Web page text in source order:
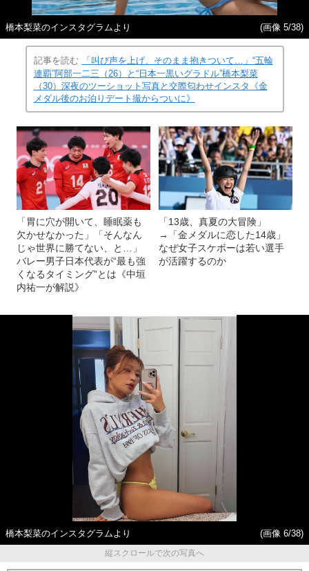
橋本梨菜のインスタグラムより (画像 5/38)
記事を読む
「叫び声を上げ、そのまま抱きついて…」“五輪
連覇”阿部一二三（26）と“日本一黒いグラドル”橋本梨菜
（30）深夜のツーショット写真と交際匂わせインスタ《金
メダル後のお泊りデート撮からついに》
「胃に穴が開いて、睡眠薬も
欠かせなかった」「そんなん
じゃ世界に勝てない、と…」
バレー男子日本代表が“最も強
くなるタイミング”とは《中垣
内祐一が解説》
「13歳、真夏の大冒険」
→「金メダルに恋した14歳」
なぜ女子スケボーは若い選手
が活躍するのか
橋本梨菜のインスタグラムより
(画像 6/38)
縦スクロールで次の写真へ